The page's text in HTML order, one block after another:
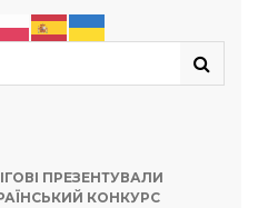
ПРЕЗЕНТУВАЛИ
КОНКУРС